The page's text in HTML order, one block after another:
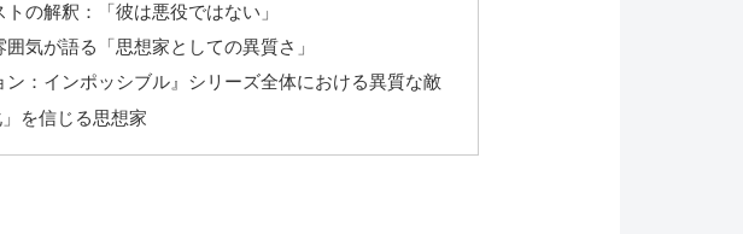
トの解釈：「彼は悪役ではない」
囲気が語る「思想家としての異質さ」
ン：インポッシブル』シリーズ全体における異質な敵
」を信じる思想家